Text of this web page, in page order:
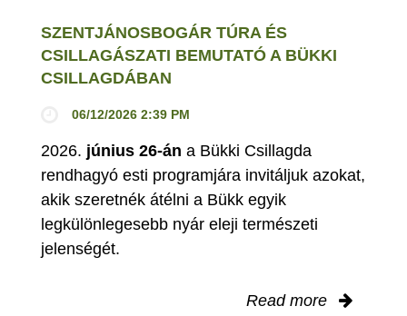
SZENTJÁNOSBOGÁR TÚRA ÉS
CSILLAGÁSZATI BEMUTATÓ A BÜKKI
CSILLAGDÁBAN
06/12/2026 2:39 PM
2026. június 26-án a Bükki Csillagda
rendhagyó esti programjára invitáljuk azokat,
akik szeretnék átélni a Bükk egyik
legkülönlegesebb nyár eleji természeti
jelenségét.
Read more